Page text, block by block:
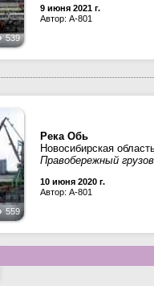
539
9 июня 2021 г.
Автор: A-801
559
Река Обь
Новосибирская
Правобережный
10 июня 2020 г.
Автор: A-801